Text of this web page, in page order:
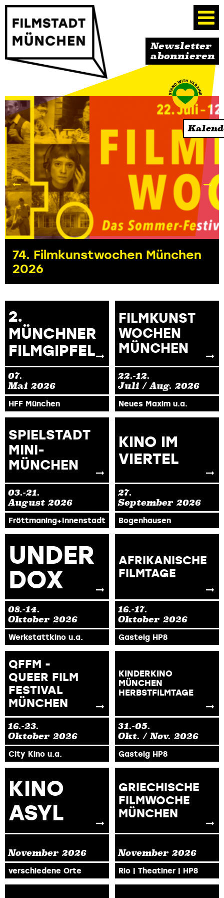
Newsletter
abonnieren
74. Filmkunstwochen München
2026
2.
MÜNCHNER
FILMGIPFEL
07.
Mai 2026
HFF München
FILMKUNST
WOCHEN
MÜNCHEN
22.-12.
Juli / Aug. 2026
Neues Maxim u.a.
SPIELSTADT
MINI-
MÜNCHEN
03.-21.
August2026
Fröttmaning+Innenstadt
KINO IM
VIERTEL
27.
September2026
Bogenhausen
UNDER
DOX
08.-14.
Oktober2026
Werkstattkino u.a.
AFRIKANISCHE
FILMTAGE
16.-17.
Oktober2026
Gasteig HP8
QFFM -
QUEER FILM
FESTIVAL
MÜNCHEN
16.-23.
Oktober2026
City Kino u.a.
KINDERKINO
MÜNCHEN
HERBSTFILMTAGE
31.-05.
Okt. / Nov. 2026
Gasteig HP8
KINO
ASYL
November2026
verschiedene Orte
GRIECHISCHE
FILMWOCHE
MÜNCHEN
November2026
Rio | Theatiner | HP8